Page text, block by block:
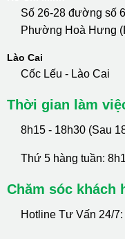
Số 26-28 đường số
Phường Hoà Hưng
Lào Cai
Cốc Lếu - Lào Cai
Thời gian làm
8h15 - 18h30 (Sau
Thứ 5 hàng tuần:
Chăm sóc khách
Hotline Tư Vấn 24/7: